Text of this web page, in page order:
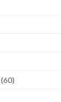
(60)